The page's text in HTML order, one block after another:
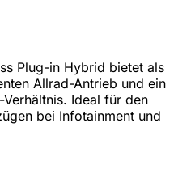
Plug-in Hybrid bietet als
Allrad-Antrieb und ein
Ideal für den
bei Infotainment und